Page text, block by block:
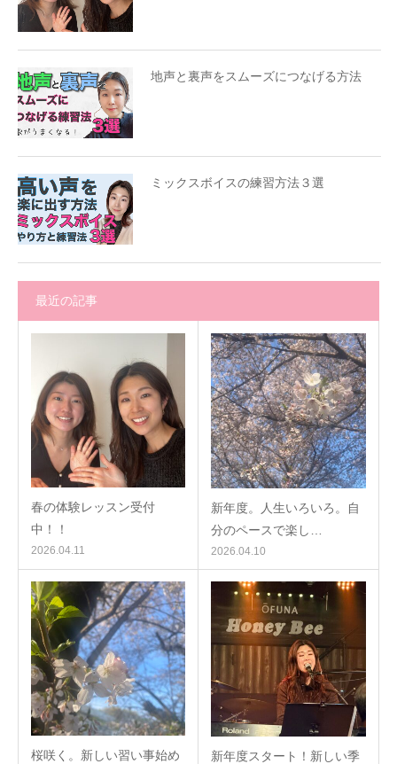
地声と裏声をスムーズにつなげる方法
ミックスボイスの練習方法３選
最近の記事
春の体験レッスン受付
中！！
2026.04.11
新年度。人生いろいろ。自
分のペースで楽し…
2026.04.10
桜咲く。新しい習い事始め
新年度スタート！新しい季